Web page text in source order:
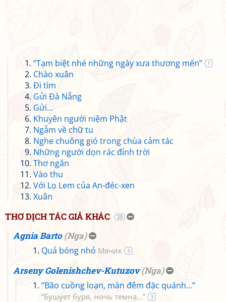
“Tạm biệt nhé những ngày xưa thương mến” 1
Chào xuân
Đi tìm
Gửi Đà Nẵng
Gửi...
Khuyên người niệm Phật
Ngẫm về chữ tu
Nghe chuông gió trong chùa cảm tác
Những người dọn rác đỉnh trời
Thơ ngắn
Vào thu
Với Lọ Lem của An-đéc-xen
Xuân
THƠ DỊCH TÁC GIẢ KHÁC 25
Agnia Barto (Nga)
Quả bóng nhỏ Мячик 3
Arseny Golenishchev-Kutuzov (Nga)
“Bão cuồng loạn, màn đêm đặc quánh...”
“Бушует буря, ночь темна...” 3